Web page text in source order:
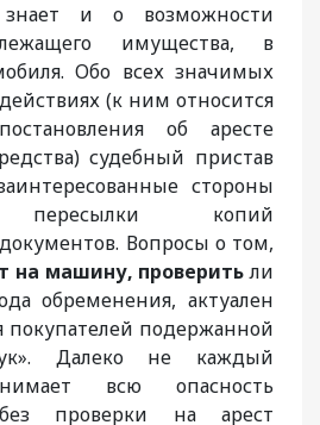
знает и о возможности
имущества, в
Обо всех значимых
(к ним относится
об аресте
судебный пристав
стороны
пересылки копий
Вопросы о том,
на машину, проверитьли
обременения, актуален
покупателей подержанной
Далеко не каждый
всю опасность
проверки на арест